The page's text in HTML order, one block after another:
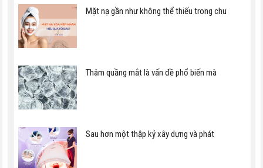
Mặt nạ gần như không thể thiếu trong chu
Thâm quầng mắt là vấn đề phổ biến mà
Sau hơn một thập kỷ xây dựng và phát